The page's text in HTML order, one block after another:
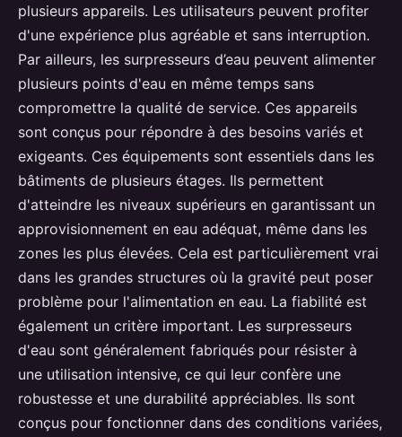
plusieurs appareils. Les utilisateurs peuvent profiter
d'une expérience plus agréable et sans interruption.
Par ailleurs, les surpresseurs d’eau peuvent alimenter
plusieurs points d'eau en même temps sans
compromettre la qualité de service. Ces appareils
sont conçus pour répondre à des besoins variés et
exigeants. Ces équipements sont essentiels dans les
bâtiments de plusieurs étages. Ils permettent
d'atteindre les niveaux supérieurs en garantissant un
approvisionnement en eau adéquat, même dans les
zones les plus élevées. Cela est particulièrement vrai
dans les grandes structures où la gravité peut poser
problème pour l'alimentation en eau. La fiabilité est
également un critère important. Les surpresseurs
d'eau sont généralement fabriqués pour résister à
une utilisation intensive, ce qui leur confère une
robustesse et une durabilité appréciables. Ils sont
conçus pour fonctionner dans des conditions variées,